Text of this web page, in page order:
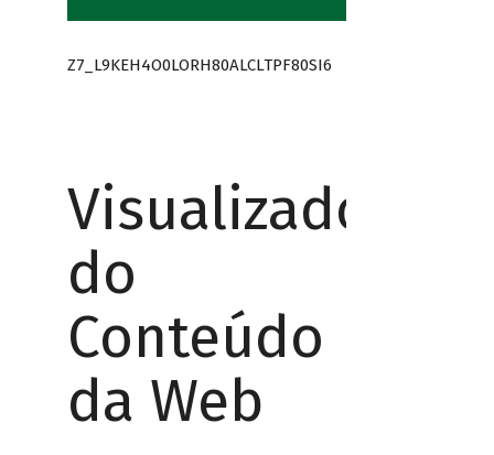
Z7_L9KEH4O0LORH80ALCLTPF80SI6
Visualizador
do
Conteúdo
da Web